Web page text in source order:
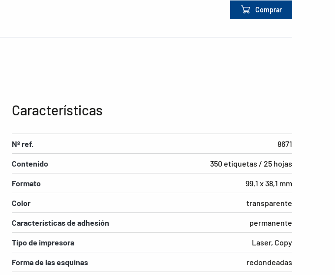
Comprar
Características
Nº ref. 8671
Contenido 350 etiquetas / 25 hojas
Formato 99,1 x 38,1 mm
Color transparente
Características de adhesión permanente
Tipo de impresora Laser, Copy
Forma de las esquinas redondeadas